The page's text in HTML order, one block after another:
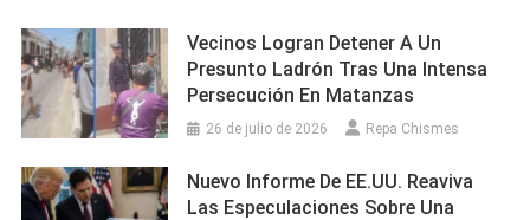
Vecinos Logran Detener A Un
Presunto Ladrón Tras Una Intensa
Persecución En Matanzas
26 de julio de 2026 Repa Chismes
Nuevo Informe De EE.UU. Reaviva
Las Especulaciones Sobre Una